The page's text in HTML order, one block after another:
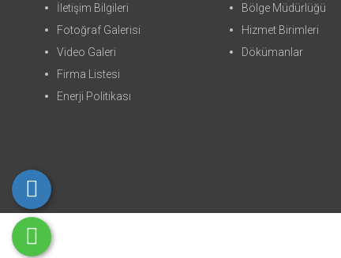
İletişim Bilgileri
Fotoğraf Galerisi
Video Galeri
Firma Listesi
Enerji Politikası
Bölge Müdürlüğü
Hizmet Birimleri
Dökümanlar
Copyright © 2023. Her Hakkı Saklıdır. kopyalanması,